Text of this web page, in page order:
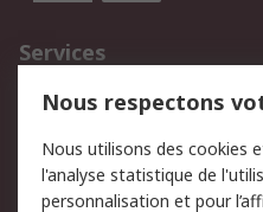
Services
750.000 produits
Retours
Track & trace
Nous respectons
Nous utilisons des cookies
l'analyse statistique de
personnalisation et pour